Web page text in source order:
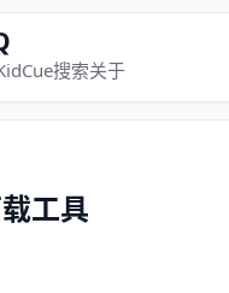
搜索关于
工具